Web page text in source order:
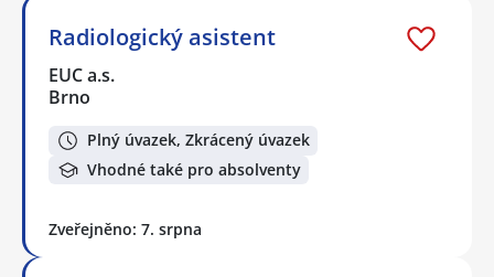
Radiologický asistent
EUC a.s.
Brno
Plný úvazek, Zkrácený úvazek
Vhodné také pro absolventy
Zveřejněno: 7. srpna